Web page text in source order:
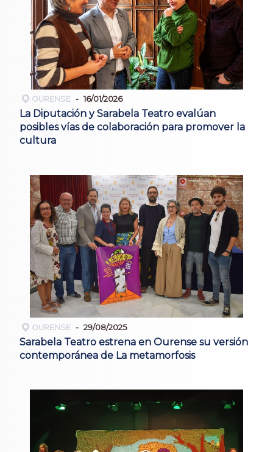
OURENSE 16/01/2026
La Diputación y Sarabela Teatro evalúan
posibles vías de colaboración para promover la
cultura
OURENSE 29/08/2025
Sarabela Teatro estrena en Ourense su versión
contemporánea de La metamorfosis